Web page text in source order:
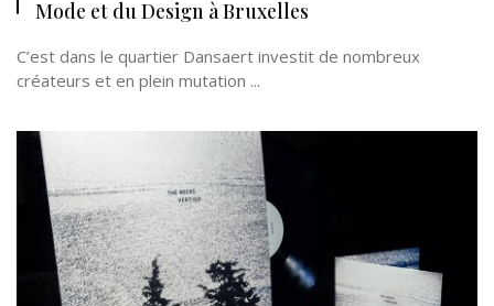
Mode et du Design à Bruxelles
C’est dans le quartier Dansaert investit de nombreux
créateurs et en plein mutation ...